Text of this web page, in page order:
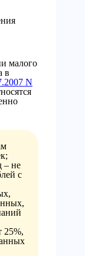
малого
в
N
– не
с
25%,